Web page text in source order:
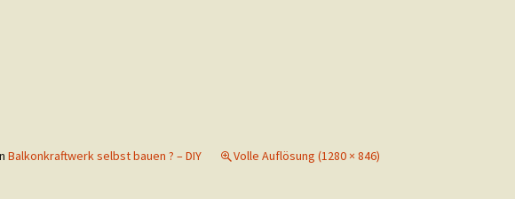
Balkonkraftwerk selbst bauen ? – DIY Volle Auflösung (1280 × 846)